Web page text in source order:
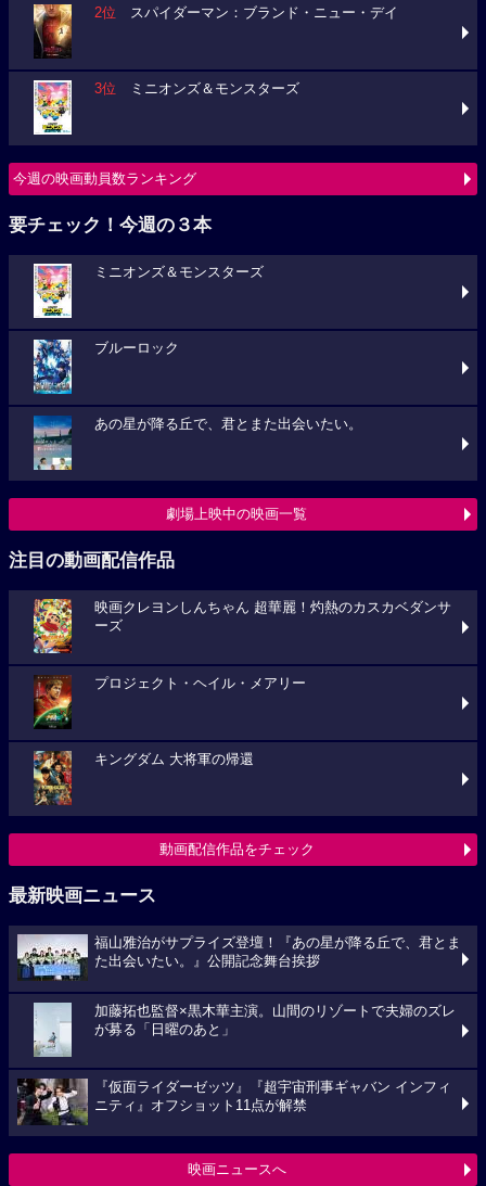
2位 スパイダーマン：ブランド・ニュー・デイ
3位 ミニオンズ＆モンスターズ
今週の映画動員数ランキング
要チェック！今週の３本
ミニオンズ＆モンスターズ
ブルーロック
あの星が降る丘で、君とまた出会いたい。
劇場上映中の映画一覧
注目の動画配信作品
映画クレヨンしんちゃん 超華麗！灼熱のカスカベダンサ
ーズ
プロジェクト・ヘイル・メアリー
キングダム 大将軍の帰還
動画配信作品をチェック
最新映画ニュース
福山雅治がサプライズ登壇！『あの星が降る丘で、君とま
た出会いたい。』公開記念舞台挨拶
加藤拓也監督×黒木華主演。山間のリゾートで夫婦のズレ
が募る「日曜のあと」
『仮面ライダーゼッツ』『超宇宙刑事ギャバン インフィ
ニティ』オフショット11点が解禁
映画ニュースへ